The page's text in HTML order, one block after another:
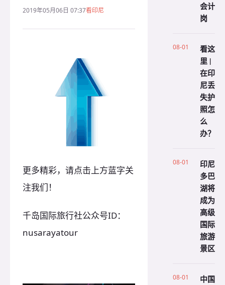
2019年05月06日 07:37看印尼
更多精彩，请点击上方蓝字关
注我们！
千岛国际旅行社公众号ID：
nusarayatour
会计
岗
08-01
看这
里 |
在印
尼丢
失护
照怎
么
办？
08-01
印尼
多巴
湖将
成为
高级
国际
旅游
景区
08-01
中国